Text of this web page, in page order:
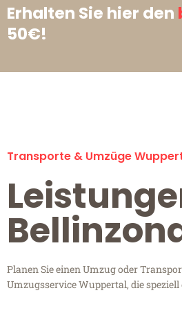
Erhalten Sie hier den
50€!
Transporte & Umzüge
Planen Sie einen Umzug oder
Umzugsservice Wuppertal, die